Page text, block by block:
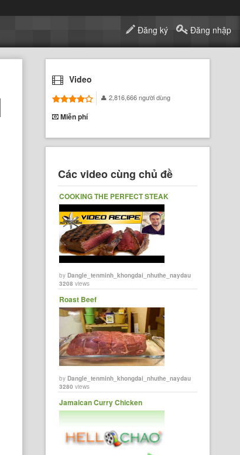
Đăng ký Đăng nhập
Video
2,816,666 người dùng
Miễn phí
Các video cùng chủ đề
COOKING THE PERFECT STEAK
byDangle_tenminh_khongdai_nhuthe_naydau
3208 views
Roast Beef
byDangle_tenminh_khongdai_nhuthe_naydau
3280 views
Jamaican Curry Chicken